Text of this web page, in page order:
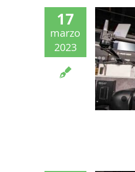
17
marzo
2023